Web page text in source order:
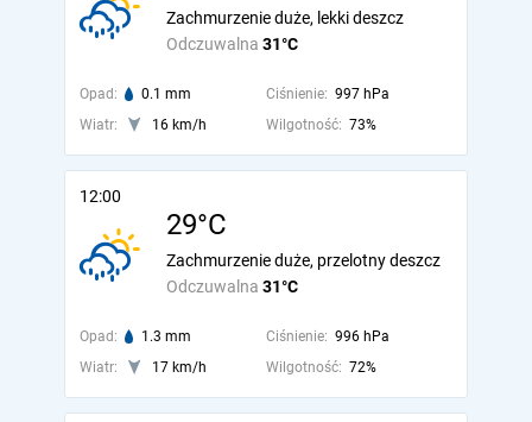
Odczuwalna 31°C
Zachmurzenie duże, lekki deszcz
Opad: 0.1 mm Ciśnienie: 997 hPa
Wiatr:
16 km/h Wilgotność: 73%
12:00
29°C
Odczuwalna 31°C
Zachmurzenie duże, przelotny deszcz
Opad: 1.3 mm Ciśnienie: 996 hPa
Wiatr:
17 km/h Wilgotność: 72%